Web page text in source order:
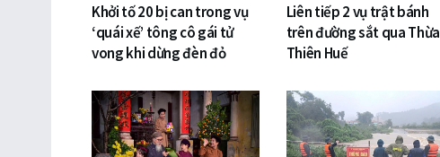
Khởi tố 20 bị can trong vụ
‘quái xế’ tông cô gái tử
vong khi dừng đèn đỏ
Liên tiếp 2 vụ trật bánh
trên đường sắt qua Thừa
Thiên Huế